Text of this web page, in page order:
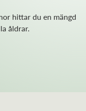
hittar du en mängd
åldrar.